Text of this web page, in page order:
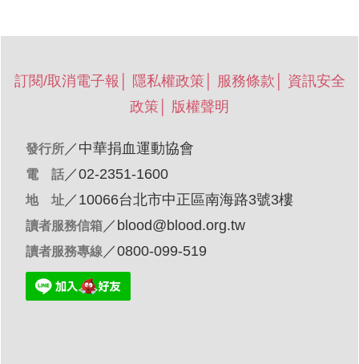
訂閱/取消電子報 隱私權政策 服務條款
資訊安全
政策
版權聲明
發行所 ／ 中華捐血運動協會
電 話 ／02-2351-1600
地 址 ／10066台北市中正區南海路3號3樓
讀者服務信箱 ／ blood@blood.org.tw
讀者服務專線 ／0800-099-519